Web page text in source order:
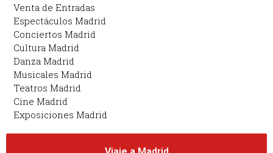
Venta de Entradas
Espectáculos Madrid
Conciertos Madrid
Cultura Madrid
Danza Madrid
Musicales Madrid
Teatros Madrid
Cine Madrid
Exposiciones Madrid